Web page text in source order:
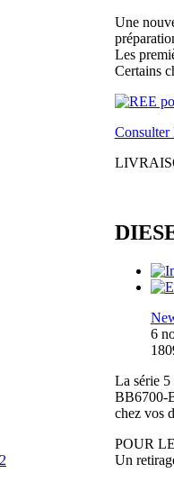
Une
Les
Certains
Consulter
6
La série 5
BB6700-
chez vos
POUR
Un